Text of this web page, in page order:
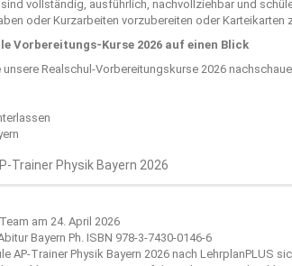
vollständig, ausführlich, nachvollziehbar und
oder Kurzarbeiten vorzubereiten oder Karteikarten
Vorbereitungs-Kurse 2026 auf einen Blick
unsere Realschul-Vorbereitungskurse 2026
Trainer Physik Bayern 2026
am 24. April 2026
AP-Trainer Physik Bayern 2026 nach LehrplanPLUS